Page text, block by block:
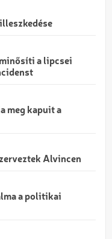
a lipcsei
meg kapuit a
Alvincen
a politikai